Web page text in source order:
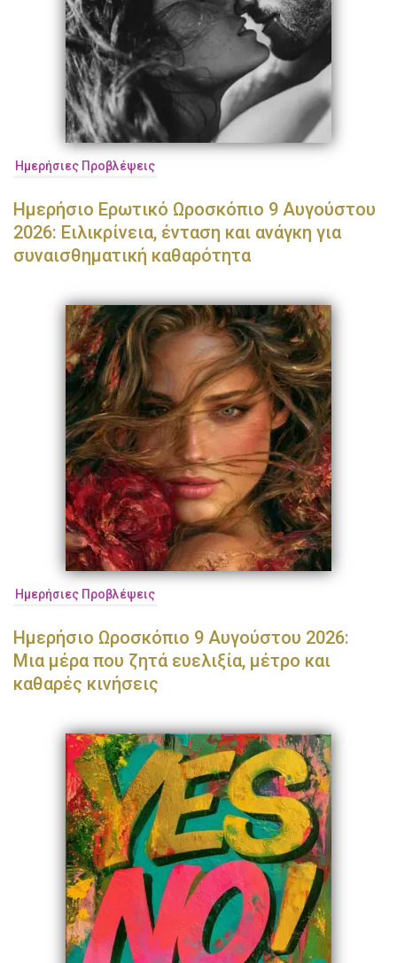
Ημερήσιες Προβλέψεις
Ημερήσιο Ερωτικό Ωροσκόπιο 9 Αυγούστου
2026: Ειλικρίνεια, ένταση και ανάγκη για
συναισθηματική καθαρότητα
Ημερήσιες Προβλέψεις
Ημερήσιο Ωροσκόπιο 9 Αυγούστου 2026:
Μια μέρα που ζητά ευελιξία, μέτρο και
καθαρές κινήσεις